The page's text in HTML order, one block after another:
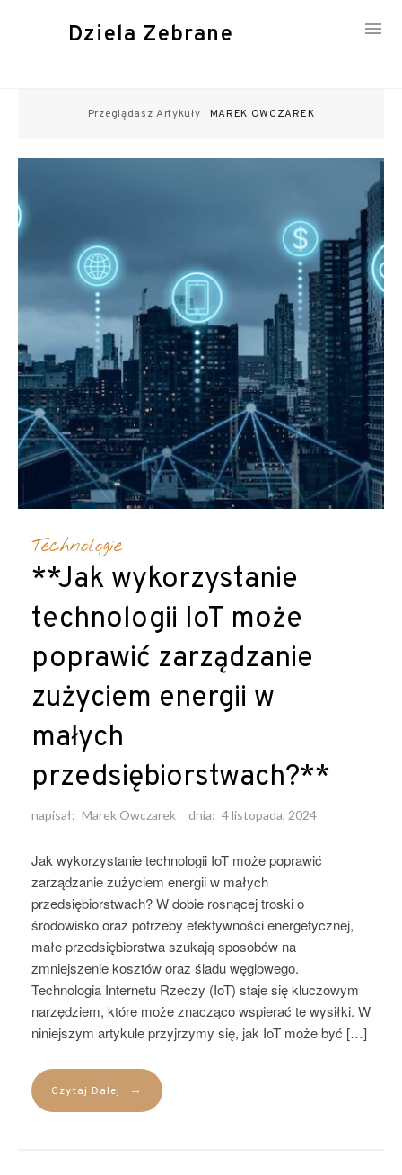
Dziela Zebrane
Przeglądasz Artykuły : MAREK OWCZAREK
Technologie
**Jak wykorzystanie
technologii IoT może
poprawić zarządzanie
zużyciem energii w
małych
przedsiębiorstwach?**
napisał: Marek Owczarek dnia: 4 listopada, 2024
Jak wykorzystanie technologii IoT może poprawić
zarządzanie zużyciem energii w małych
przedsiębiorstwach? W dobie rosnącej troski o
środowisko oraz potrzeby efektywności energetycznej,
małe przedsiębiorstwa szukają sposobów na
zmniejszenie kosztów oraz śladu węglowego.
Technologia Internetu Rzeczy (IoT) staje się kluczowym
narzędziem, które może znacząco wspierać te wysiłki. W
niniejszym artykule przyjrzymy się, jak IoT może być […]
Czytaj Dalej →